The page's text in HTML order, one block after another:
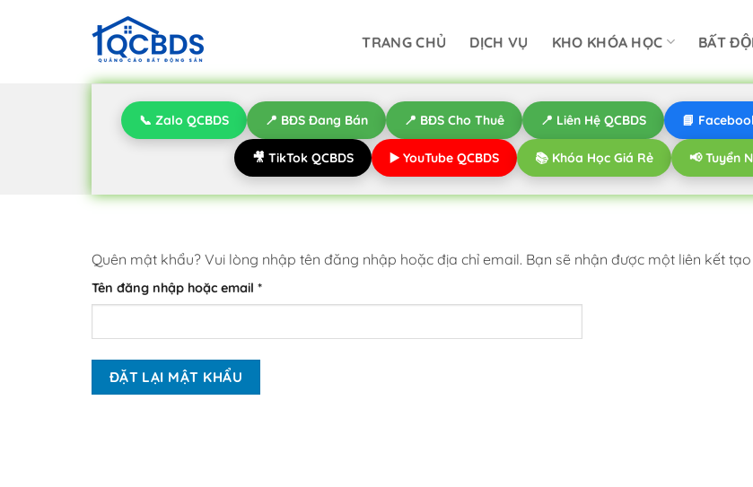
TRANG CHỦ DỊCH VỤ KHO KHÓA HỌC BẤT
📞 Zalo QCBDS 📍 BĐS Đang Bán 📍 BĐS Cho Thuê 📍 Liên Hệ QCBDS 📘
🎥 TikTok QCBDS ▶️ YouTube QCBDS 📚 Khóa Học Giá Rẻ 📢 Tuyển
Quên mật khẩu? Vui lòng nhập tên đăng nhập hoặc địa chỉ email. Bạn sẽ nhận được một liên kết
Tên đăng nhập hoặc email *Bắt
buộc
ĐẶT LẠI MẬT KHẨU